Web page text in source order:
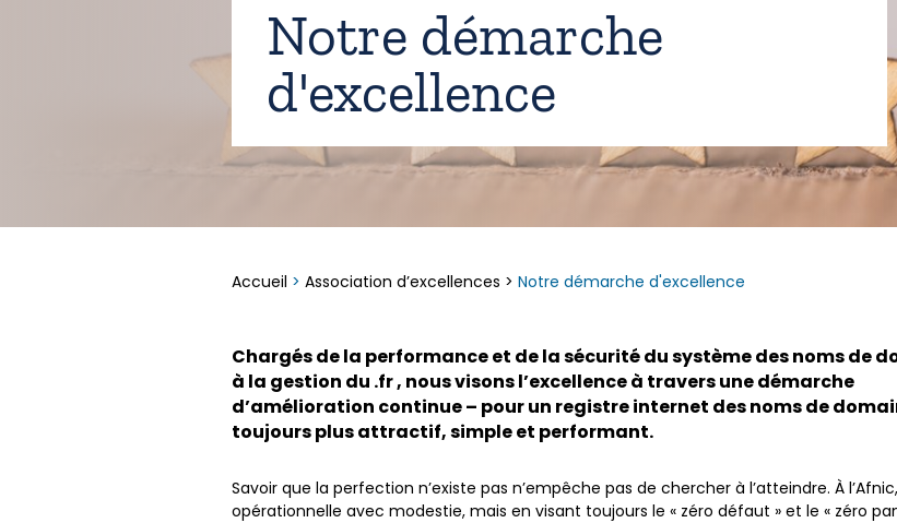
Notre démarche
d'excellence
Accueil > Association d’excellences > Notre démarche d'excellence
Chargés de la performance et de la sécurité du système des noms de
à la gestion du .fr , nous visons l’excellence à travers une démarche
d’amélioration continue – pour un registre internet des noms de
toujours plus attractif, simple et performant.
Savoir que la perfection n’existe pas n’empêche pas de chercher à l’atteindre. À
opérationnelle avec modestie, mais en visant toujours le « zéro défaut » et le « zéro